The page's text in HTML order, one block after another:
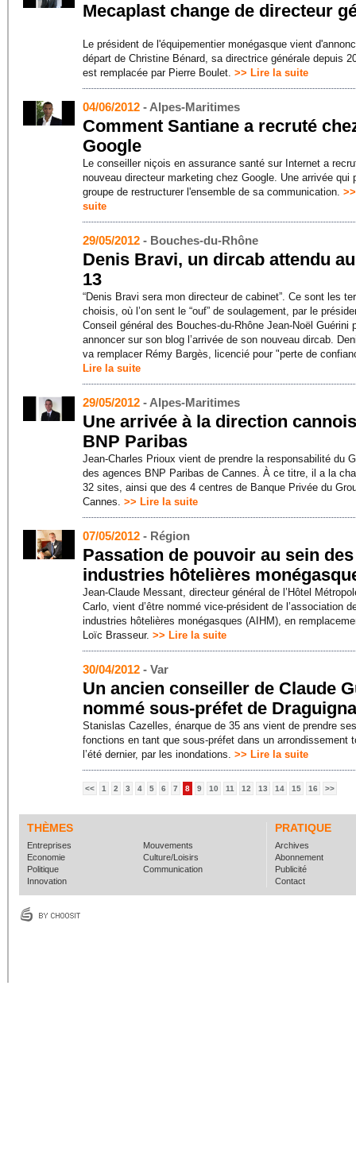
Mecaplast change de directeur
Le président de l'équipementier monégasque vient
départ de Christine Bénard, sa directrice générale depuis
est remplacée par Pierre Boulet. >> Lire la suite
04/06/2012 - Alpes-Maritimes
Comment Santiane a recruté
Google
Le conseiller niçois en assurance santé sur Internet a
nouveau directeur marketing chez Google. Une arrivée qui
groupe de restructurer l'ensemble de sa communication.
suite
29/05/2012 - Bouches-du-Rhône
Denis Bravi, un dircab attendu
13
“Denis Bravi sera mon directeur de cabinet”. Ce sont les
choisis, où l’on sent le “ouf” de soulagement, par le
Conseil général des Bouches-du-Rhône Jean-Noël Guérini
annoncer sur son blog l’arrivée de son nouveau dircab.
va remplacer Rémy Bargès, licencié pour "perte de
Lire la suite
29/05/2012 - Alpes-Maritimes
Une arrivée à la direction
BNP Paribas
Jean-Charles Prioux vient de prendre la responsabilité du
des agences BNP Paribas de Cannes. À ce titre, il a la
32 sites, ainsi que des 4 centres de Banque Privée du
Cannes. >> Lire la suite
07/05/2012 - Région
Passation de pouvoir au sein des
industries hôtelières
Jean-Claude Messant, directeur général de l’Hôtel
Carlo, vient d’être nommé vice-président de l’association
industries hôtelières monégasques (AIHM), en
Loïc Brasseur. >> Lire la suite
30/04/2012 - Var
Un ancien conseiller de Claude
nommé sous-préfet de
Stanislas Cazelles, énarque de 35 ans vient de prendre ses
fonctions en tant que sous-préfet dans un arrondissement
l’été dernier, par les inondations. >> Lire la suite
<< 1 2 3 4 5 6 7 8 9 10 11 12 13 14 15 16 >>
THÈMES PRATIQUE
Entreprises
Economie
Politique
Innovation
Mouvements
Culture/Loisirs
Communication
Archives
Abonnement
Publicité
Contact